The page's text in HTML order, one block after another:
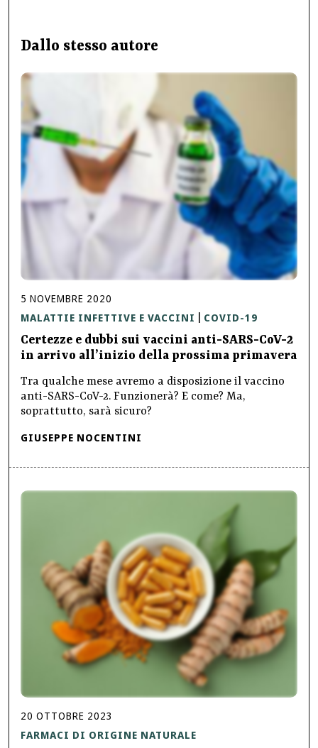
Dallo stesso autore
5 NOVEMBRE 2020
MALATTIE INFETTIVE E VACCINI
COVID-19
Certezze e dubbi sui vaccini anti-SARS-CoV-2
in arrivo all’inizio della prossima primavera
Tra qualche mese avremo a disposizione il vaccino
anti-SARS-CoV-2. Funzionerà? E come? Ma,
soprattutto, sarà sicuro?
GIUSEPPE NOCENTINI
20 OTTOBRE 2023
FARMACI DI ORIGINE NATURALE